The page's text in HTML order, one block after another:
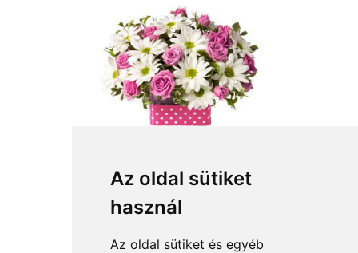
Az oldal sütiket
használ
Az oldal sütiket és egyéb
from HUF29,140